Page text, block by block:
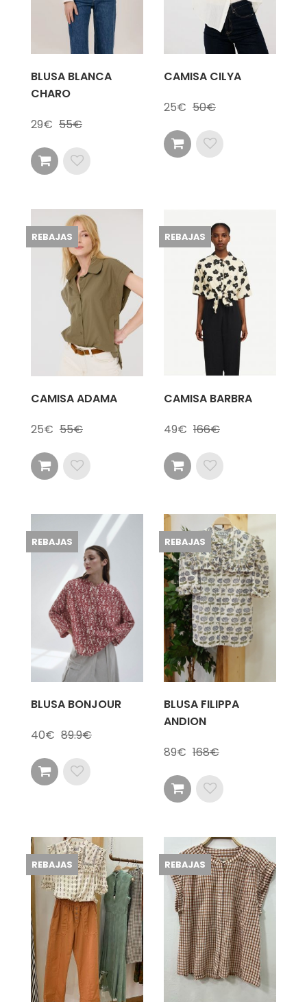
BLUSA BLANCA
CHARO
29 55
CAMISA CILYA
25 50
CAMISA ADAMA
REBAJAS
25 55
CAMISA BARBRA
REBAJAS
49 166
BLUSA BONJOUR
REBAJAS
40 89.9
BLUSA FILIPPA
ANDION
REBAJAS
89 168
REBAJAS REBAJAS